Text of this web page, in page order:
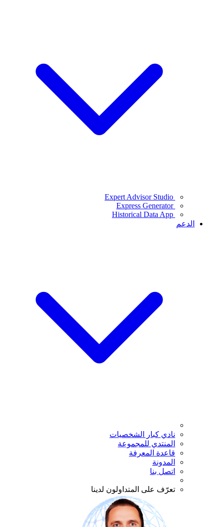
Expert Advisor Studio
Express Generator
Historical Data App
الدعم
نادي كبار الشخصيات
المنتدي للمجموعة
قاعدة المعرفة
المدونة
اتصل بنا
تعرّف على المتداولون لدينا